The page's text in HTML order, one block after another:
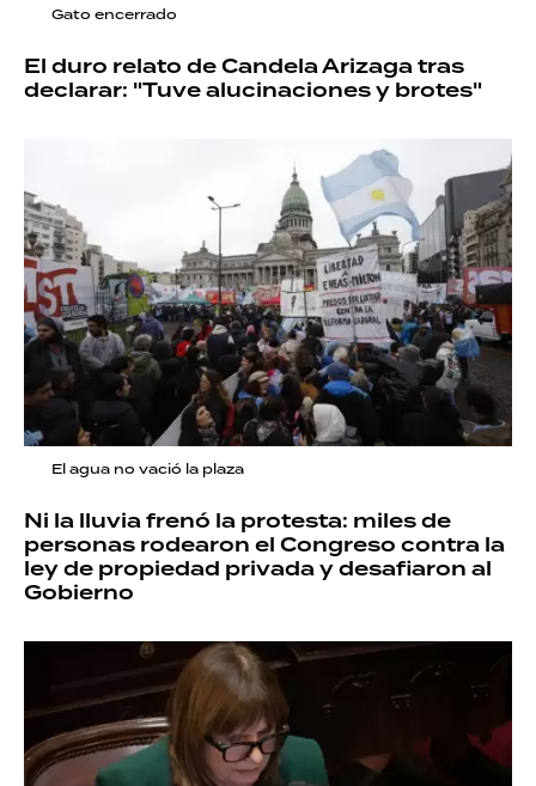
Gato encerrado
El duro relato de Candela Arizaga tras
declarar: "Tuve alucinaciones y brotes"
El agua no vació la plaza
Ni la lluvia frenó la protesta: miles de
personas rodearon el Congreso contra la
ley de propiedad privada y desafiaron al
Gobierno